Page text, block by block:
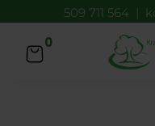
509 711 564 |
0